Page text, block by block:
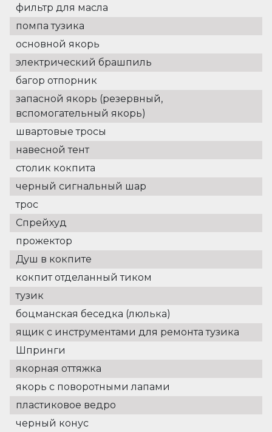
фильтр для масла
помпа тузика
основной якорь
электрический брашпиль
багор отпорник
запасной якорь (резервный,
вспомогательный якорь)
швартовые тросы
навесной тент
столик кокпита
черный сигнальный шар
трос
Спрейхуд
прожектор
Душ в кокпите
кокпит отделанный тиком
тузик
боцманская беседка (люлька)
ящик с инструментами для ремонта тузика
Шпринги
якорная оттяжка
якорь с поворотными лапами
пластиковое ведро
черный конус